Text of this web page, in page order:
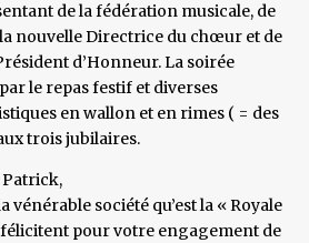
de la fédération musicale, de
nouvelle Directrice du chœur et de
d’Honneur. La soirée
le repas festif et diverses
en wallon et en rimes ( = des
trois jubilaires.
Patrick,
vénérable société qu’est la « Royale
pour votre engagement de